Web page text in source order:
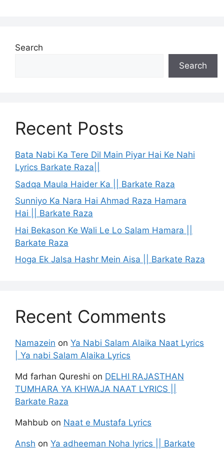
Search
Search
Recent Posts
Bata Nabi Ka Tere Dil Main Piyar Hai Ke Nahi
Lyrics Barkate Raza||
Sadqa Maula Haider Ka || Barkate Raza
Sunniyo Ka Nara Hai Ahmad Raza Hamara
Hai || Barkate Raza
Hai Bekason Ke Wali Le Lo Salam Hamara ||
Barkate Raza
Hoga Ek Jalsa Hashr Mein Aisa || Barkate Raza
Recent Comments
Namazein on Ya Nabi Salam Alaika Naat Lyrics
| Ya nabi Salam Alaika Lyrics
Md farhan Qureshi on DELHI RAJASTHAN
TUMHARA YA KHWAJA NAAT LYRICS ||
Barkate Raza
Mahbub on Naat e Mustafa Lyrics
Ansh on Ya adheeman Noha lyrics || Barkate